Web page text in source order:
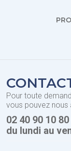
Pour toute
vous pouvez nous
02 40 90 10 80
du lundi au